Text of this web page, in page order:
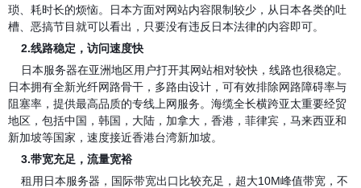
琐、耗时长的烦恼。日本方面对网站内容限制较少，从日本各类的吐
槽、恶搞节目就可以看出，只要没有违反日本法律的内容即可。
2.线路稳定，访问速度快
日本服务器在亚洲地区用户打开其网站相对较快，线路也很稳定。
日本拥有全新光纤网路骨干，多路由设计，可有效排除网路障碍率与
阻塞率，提供最高品质的专线上网服务。海缆全长横跨亚太重要经贸
地区，包括中国，韩国，大陆，加拿大，香港，菲律宾，马来西亚和
新加坡等国家，速度接近香港台湾新加坡。
3.带宽充足，流量宽裕
租用日本服务器，国际带宽出口比较充足，超大10M峰值带宽，不